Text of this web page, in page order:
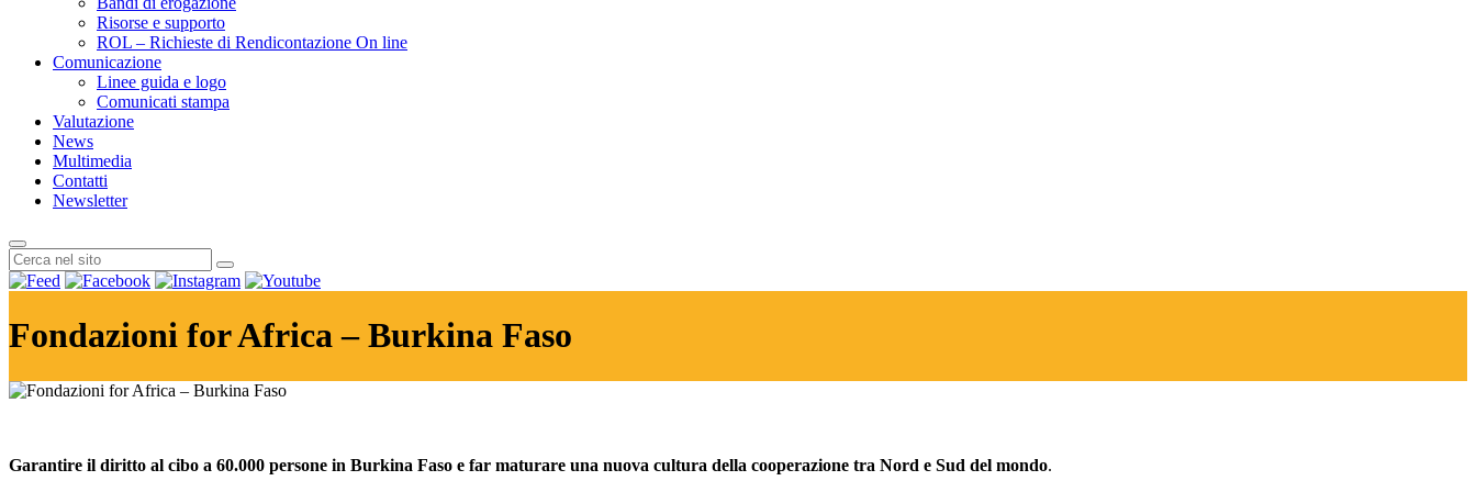
Risorse e supporto
ROL – Richieste di Rendicontazione On line
Comunicazione
Linee guida e logo
Comunicati stampa
Valutazione
News
Multimedia
Contatti
Newsletter
Fondazioni for Africa – Burkina Faso
Garantire il diritto al cibo a 60.000 persone in Burkina Faso e far maturare una nuova cultura della cooperazione tra Nord e Sud del mondo.